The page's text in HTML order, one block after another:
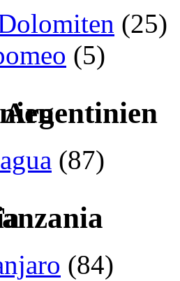
(25)
(5)
(87)
(84)